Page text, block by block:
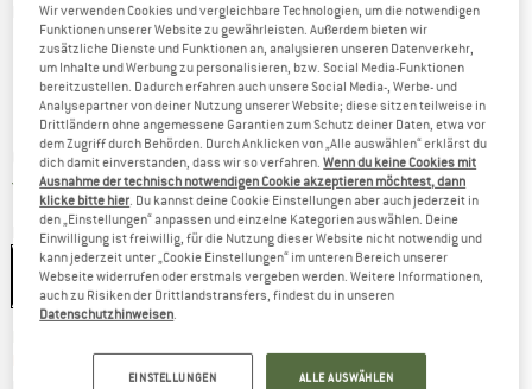
Detailansichten
Preis:
CHF169.95 inkl. MwSt., zollfreie Lieferung
Versandkostenfrei(CH)Schweiz. Informationen zu den
Farbe:Shadow
Nur noch einmal auf Lager!
Wir verwenden Cookies und vergleichbare Technologien, um die notwendigen
Funktionen unserer Website zu gewährleisten. Außerdem bieten wir
zusätzliche Dienste und Funktionen an, analysieren unseren Datenverkehr,
um Inhalte und Werbung zu personalisieren, bzw. Social Media-Funktionen
bereitzustellen. Dadurch erfahren auch unsere Social Media-, Werbe- und
Analysepartner von deiner Nutzung unserer Website; diese sitzen teilweise in
Drittländern ohne angemessene Garantien zum Schutz deiner Daten, etwa vor
dem Zugriff durch Behörden. Durch Anklicken von „Alle auswählen“ erklärst du
dich damit einverstanden, dass wir so verfahren.Wenn du keine Cookies mit
Ausnahme der technisch notwendigen Cookie akzeptieren möchtest, dann
klicke bitte hier. Du kannst deine Cookie Einstellungen aber auch jederzeit in
den „Einstellungen“ anpassen und einzelne Kategorien auswählen. Deine
Einwilligung ist freiwillig, für die Nutzung dieser Website nicht notwendig und
kann jederzeit unter „Cookie Einstellungen“ im unteren Bereich unserer
Webseite widerrufen oder erstmals vergeben werden. Weitere Informationen,
auch zu Risiken der Drittlandstransfers, findest du in unseren
Datenschutzhinweisen.
EINSTELLUNGEN ALLE AUSWÄHLEN